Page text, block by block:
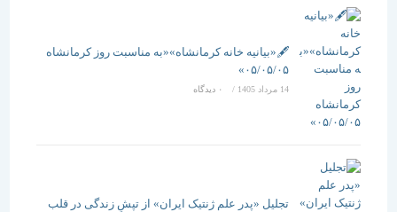
🖋️«بیانیه خانه کرمانشاه»«به مناسبت روز کرمانشاه
۰۵/۰۵/۰۵»
/ ۰ دیدگاه
تجلیل «پدر علم ژنتیک ایران» از تپشِ زندگی در قلب